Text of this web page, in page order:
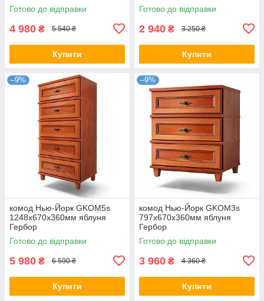
Готово до відправки
4 980 ₴ 5 540 ₴
Купити
Готово до відправки
2 940 ₴ 3 250 ₴
Купити
–9%
комод Нью-Йорк GKOM5s
1248х670х360мм яблуня
Гербор
Готово до відправки
5 980 ₴ 6 590 ₴
Купити
–9%
комод Нью-Йорк GKOM3s
797х670х360мм яблуня
Гербор
Готово до відправки
3 960 ₴ 4 360 ₴
Купити